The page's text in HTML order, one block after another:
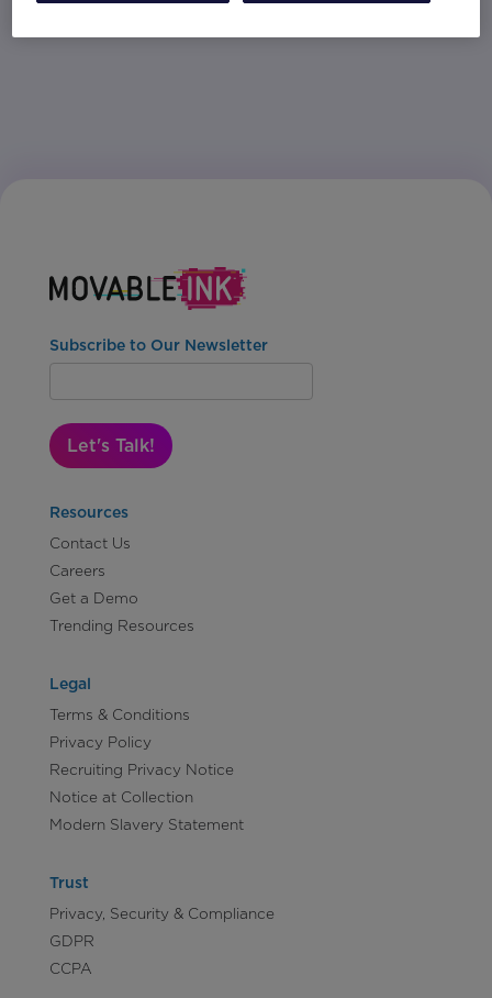
Subscribe to Our Newsletter
Let's Talk!
Resources
Contact Us
Careers
Get a Demo
Trending Resources
Legal
Terms & Conditions
Privacy Policy
Recruiting Privacy Notice
Notice at Collection
Modern Slavery Statement
Trust
Privacy, Security & Compliance
GDPR
CCPA